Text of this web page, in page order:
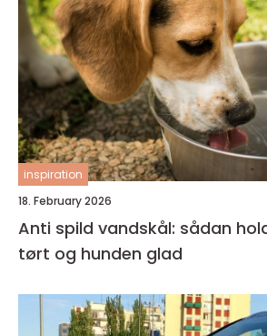
inspiration
18. February 2026
Anti spild vandskål: sådan
tørt og hunden glad